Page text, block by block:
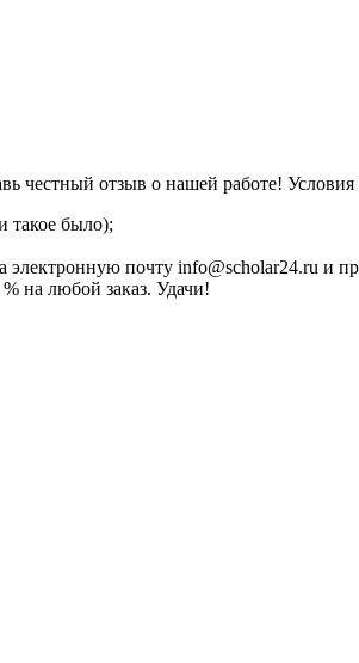
честный отзыв о нашей работе!
такое было);
электронную почту info@scholar24.ru и
на любой заказ. Удачи!